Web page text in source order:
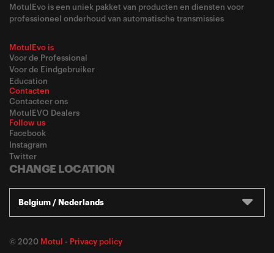
MotulEvo is een uniek pakket van producten en diensten voor
professioneel onderhoud van automatische transmissies
MotulEvo is
Voor de Professional
Voor de Eindgebruiker
Education
Contacten
Contacteer ons
MotulEVO Dealers
Follow us
Facebook
Instagram
Twitter
CHANGE LOCATION
Belgium / Nederlands
© 2020 Motul - Privacy policy